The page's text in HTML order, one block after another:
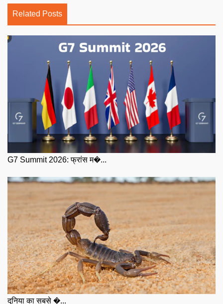
Related Posts
G7 Summit 2026: फ्रांस म�...
दुनिया का सबसे �...